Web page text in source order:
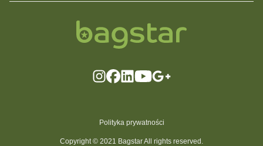
Polityka prywatności
Copyright © 2021 Bagstar All rights reserved.